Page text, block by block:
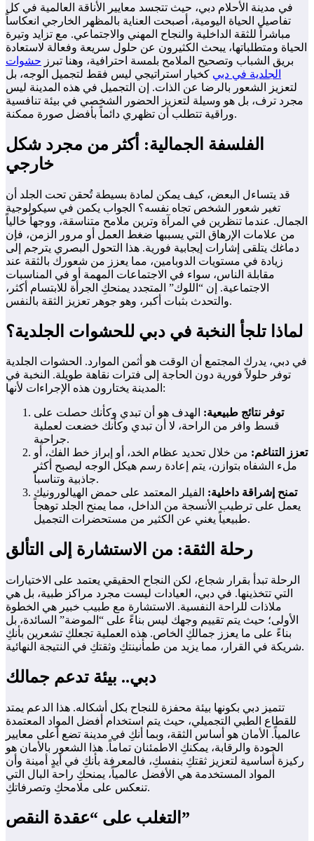
في مدينة الأحلام دبي، حيث تتجسد معايير الأناقة العالمية في كل
تفاصيل الحياة اليومية، أصبحت العناية بالمظهر الخارجي انعكاساً
مباشراً للثقة الداخلية والنجاح المهني والاجتماعي. مع تزايد وتيرة
الحياة ومتطلباتها، يبحث الكثيرون عن حلول سريعة وفعالة لاستعادة
بريق الشباب وتصحيح الملامح بلمسة احترافية، وهنا تبرز حشوات
الجلدية في دبي كخيار استراتيجي ليس فقط لتجميل الوجه، بل
لتعزيز الشعور بالرضا عن الذات. إن التجميل في هذه المدينة ليس
مجرد ترف، بل هو وسيلة لتعزيز الحضور الشخصي في بيئة تنافسية
وراقية تتطلب أن تظهري دائماً بأفضل صورة ممكنة.
الفلسفة الجمالية: أكثر من مجرد شكل
خارجي
قد يتساءل البعض، كيف يمكن لمادة بسيطة تُحقن تحت الجلد أن
تغير شعور الشخص تجاه نفسه؟ الجواب يكمن في سيكولوجية
الجمال. عندما تنظرين في المرآة وترين ملامح متناسقة، ووجهاً خالياً
من علامات الإرهاق التي يسببها ضغط العمل أو مرور الزمن، فإن
دماغك يتلقى إشارات إيجابية فورية. هذا التحول البصري يترجم إلى
زيادة في مستويات الدوبامين، مما يعزز من شعورك بالثقة عند
مقابلة الناس، سواء في الاجتماعات المهمة أو في المناسبات
الاجتماعية. إن “اللوك” المتجدد يمنحكِ الجرأة للابتسام أكثر،
والتحدث بثبات أكبر، وهو جوهر تعزيز الثقة بالنفس.
لماذا تلجأ النخبة في دبي للحشوات الجلدية؟
في دبي، يدرك المجتمع أن الوقت هو أثمن الموارد. الحشوات الجلدية
توفر حلولاً فورية دون الحاجة إلى فترات نقاهة طويلة. النخبة في
المدينة يختارون هذه الإجراءات لأنها:
توفر نتائج طبيعية: الهدف هو أن تبدي وكأنك حصلت على
قسط وافر من الراحة، لا أن تبدي وكأنك خضعت لعملية
جراحية.
تعزز التناغم: من خلال تحديد عظام الخد، أو إبراز خط الفك، أو
ملء الشفاه بتوازن، يتم إعادة رسم هيكل الوجه ليصبح أكثر
جاذبية وتناسباً.
تمنح إشراقة داخلية: الفيلر المعتمد على حمض الهيالورونيك
يعمل على ترطيب الأنسجة من الداخل، مما يمنح الجلد توهجاً
طبيعياً يغني عن الكثير من مستحضرات التجميل.
رحلة الثقة: من الاستشارة إلى التألق
الرحلة تبدأ بقرار شجاع، لكن النجاح الحقيقي يعتمد على الاختيارات
التي تتخذينها. في دبي، العيادات ليست مجرد مراكز طبية، بل هي
ملاذات للراحة النفسية. الاستشارة مع طبيب خبير هي الخطوة
الأولى؛ حيث يتم تقييم وجهك ليس بناءً على “الموضة” السائدة، بل
بناءً على ما يعزز جمالكِ الخاص. هذه العملية تجعلكِ تشعرين بأنكِ
شريكة في القرار، مما يزيد من طمأنينتكِ وثقتكِ في النتيجة النهائية.
دبي.. بيئة تدعم جمالك
تتميز دبي بكونها بيئة محفزة للنجاح بكل أشكاله. هذا الدعم يمتد
للقطاع الطبي التجميلي، حيث يتم استخدام أفضل المواد المعتمدة
عالمياً. الأمان هو أساس الثقة، وبما أنكِ في مدينة تضع أعلى معايير
الجودة والرقابة، يمكنكِ الاطمئنان تماماً. هذا الشعور بالأمان هو
ركيزة أساسية لتعزيز ثقتكِ بنفسكِ، فالمعرفة بأنكِ في أيدٍ أمينة وأن
المواد المستخدمة هي الأفضل عالمياً، يمنحكِ راحة البال التي
تنعكس على ملامحكِ وتصرفاتكِ.
التغلب على “عقدة النقص”